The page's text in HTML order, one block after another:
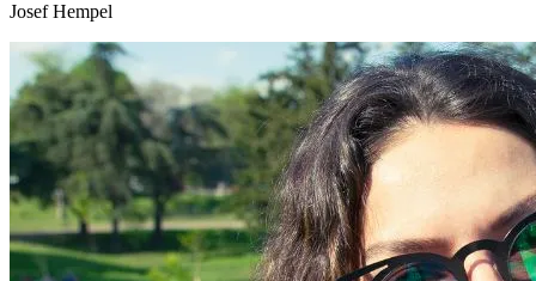
Josef Hempel